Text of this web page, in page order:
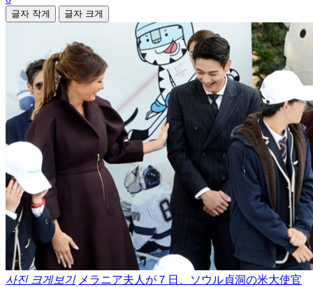
글자 작게 글자 크게
사진 크게보기 メラニア夫人が７日、ソウル貞洞の米大使官